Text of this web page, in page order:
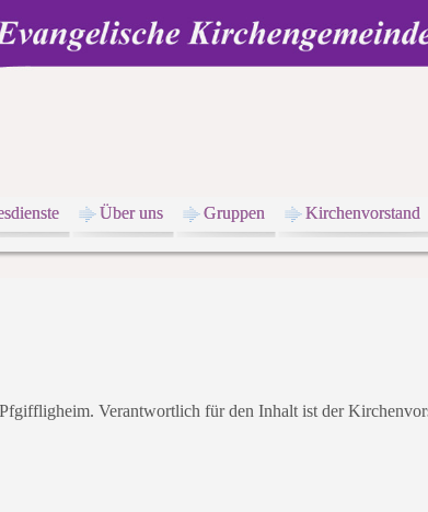
Über uns Gruppen Kirchenvorstand
Verantwortlich für den Inhalt ist der